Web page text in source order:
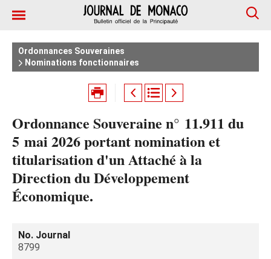
Ordonnances Souveraines
Nominations fonctionnaires
Ordonnance Souveraine n° 11.911 du
5 mai 2026 portant nomination et
titularisation d'un Attaché à la
Direction du Développement
Économique.
No. Journal
8799